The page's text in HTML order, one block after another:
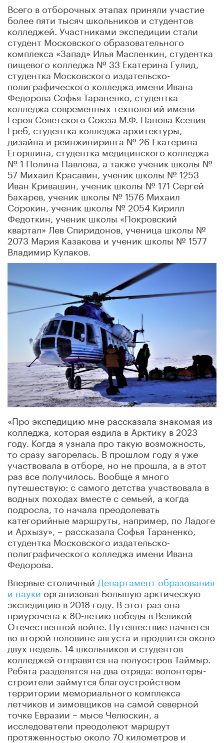
Всего в отборочных этапах приняли участие
более пяти тысяч школьников и студентов
колледжей. Участниками экспедиции стали
студент Московского образовательного
комплекса «Запад» Илья Масленкин, студентка
пищевого колледжа № 33 Екатерина Гулид,
студентка Московского издательско-
полиграфического колледжа имени Ивана
Федорова Софья Тараненко, студентка
колледжа современных технологий имени
Героя Советского Союза М.Ф. Панова Ксения
Греб, студентка колледжа архитектуры,
дизайна и реинжиниринга № 26 Екатерина
Егоршина, студентка медицинского колледжа
№ 1 Полина Павлова, а также ученик школы №
57 Михаил Красавин, ученик школы № 1253
Иван Кривашин, ученик школы № 171 Сергей
Бахарев, ученик школы № 1576 Михаил
Сорокин, ученик школы № 2054 Кирилл
Федоткин, ученик школы «Покровский
квартал» Лев Спиридонов, ученица школы №
2073 Мария Казакова и ученик школы № 1577
Владимир Кулаков.
«Про экспедицию мне рассказала знакомая из
колледжа, которая ездила в Арктику в 2023
году. Когда я узнала про такую возможность,
то сразу загорелась. В прошлом году я уже
участвовала в отборе, но не прошла, а в этот
раз все получилось. Вообще я много
путешествую: с самого детства участвовала в
водных походах вместе с семьей, а когда
подросла, то начала преодолевать
категорийные маршруты, например, по Ладоге
и Архызу», – рассказала Софья Тараненко,
студентка Московского издательско-
полиграфического колледжа имени Ивана
Федорова.
Впервые столичный Департамент образования
и науки организовал Большую арктическую
экспедицию в 2018 году. В этот раз она
приурочена к 80-летию победы в Великой
Отечественной войне. Путешествие начнется
во второй половине августа и продлится около
двух недель. 14 школьников и студентов
колледжей отправятся на полуостров Таймыр.
Ребята разделятся на два отряда: волонтеры-
строители займутся благоустройством
территории мемориального комплекса
летчиков и зимовщиков на самой северной
точке Евразии – мысе Челюскин, а
исследователи преодолеют маршрут
протяженностью около 70 километров и